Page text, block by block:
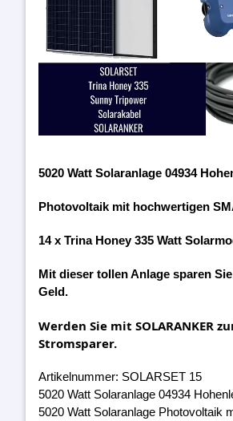
5020 Watt Solaranlage 04934
Photovoltaik mit hochwertigen
14 x Trina Honey 335 Watt
Mit dieser tollen Anlage sparen
Geld.
Werden Sie mit SOLARANKER
Stromsparer.
Artikelnummer: SOLARSET 15
5020 Watt Solaranlage 04934
5020 Watt Solaranlage Photovoltaik